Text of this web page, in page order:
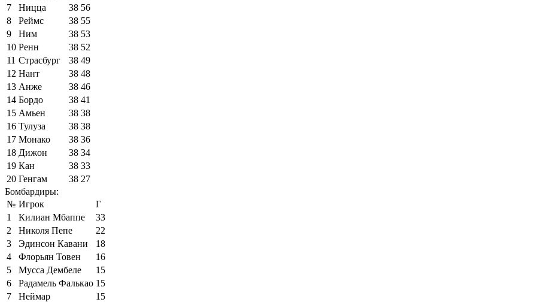
7
Ницца 38 56
8
Реймс 38 55
9
Ним 38 53
10 Ренн 38 52
11 Страсбург 38 49
12 Нант 38 48
13 Анже 38 46
14 Бордо 38 41
15 Амьен 38 38
16 Тулуза 38 38
17 Монако 38 36
18 Дижон 38 34
19 Кан 38 33
20 Генгам 38 27
Бомбардиры:
№ Игрок
Г
1
Килиан Мбаппе
33
2
Николя Пепе
22
3
Эдинсон Кавани
18
4
Флорьян Товен
16
5
Мусса Дембеле
15
6
Радамель Фалькао 15
7
Неймар
15